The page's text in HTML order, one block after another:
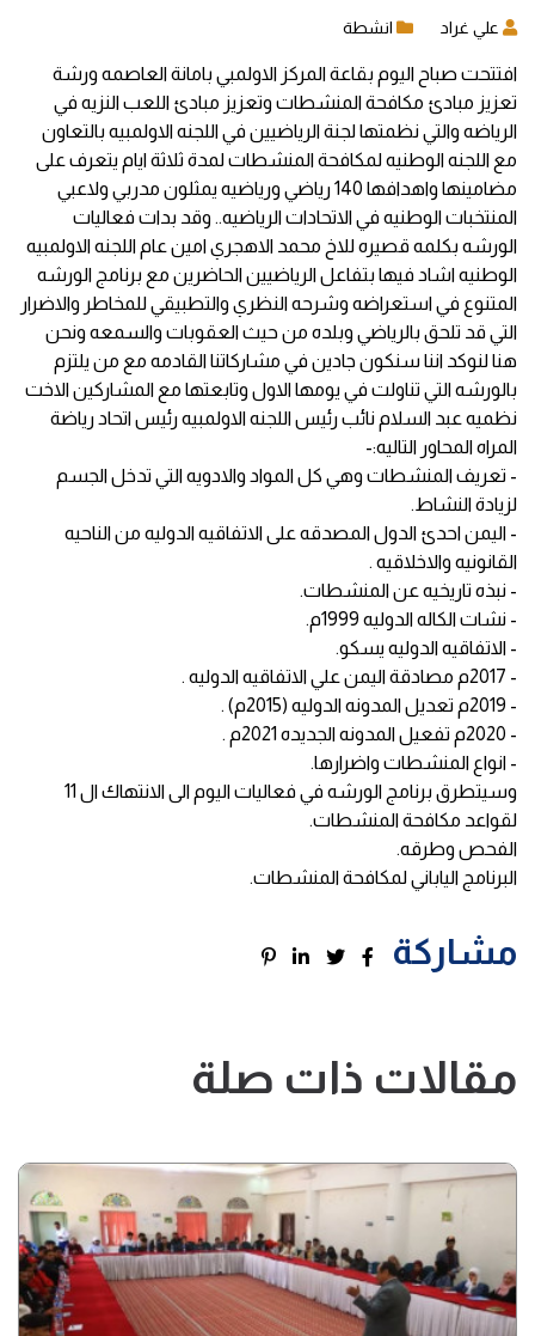
علي غراد انشطة
افتتحت صباح اليوم بقاعة المركز الاولمبي بامانة العاصمه ورشة
تعزيز مبادئ مكافحة المنشطات وتعزيز مبادئ اللعب النزيه في
الرياضه والتي نظمتها لجنة الرياضيين في اللجنه الاولمبيه بالتعاون
مع اللجنه الوطنيه لمكافحة المنشطات لمدة ثلاثة ايام يتعرف على
مضامينها واهدافها 140 رياضي ورياضيه يمثلون مدربي ولاعبي
المنتخبات الوطنيه في الاتحادات الرياضيه.. وقد بدات فعاليات
الورشه بكلمه قصيره للاخ محمد الاهجري امين عام اللجنه الاولمبيه
الوطنيه اشاد فيها بتفاعل الرياضيين الحاضرين مع برنامج الورشه
المتنوع في استعراضه وشرحه النظري والتطبيقي للمخاطر والاضرار
التي قد تلحق بالرياضي وبلده من حيث العقوبات والسمعه ونحن
هنا لنوكد اننا سنكون جادين في مشاركاتنا القادمه مع من يلتزم
بالورشه التي تناولت في يومها الاول وتابعتها مع المشاركين الاخت
نظميه عبد السلام نائب رئيس اللجنه الاولمبيه رئيس اتحاد رياضة
المراه المحاور التاليه:-
- تعريف المنشطات وهي كل المواد والادويه التي تدخل الجسم
لزيادة النشاط.
- اليمن احدئ الدول المصدقه على الاتفاقيه الدوليه من الناحيه
القانونيه والاخلاقيه .
- نبذه تاريخيه عن المنشطات.
- نشات الكاله الدوليه 1999م.
- الاتفاقيه الدوليه يسكو.
- 2017م مصادقة اليمن علي الاتفاقيه الدوليه .
- 2019م تعديل المدونه الدوليه (2015م) .
- 2020م تفعيل المدونه الجديده 2021م .
- انواع المنشطات واضرارها.
وسيتطرق برنامج الورشه في فعاليات اليوم الى الانتهاك ال 11
لقواعد مكافحة المنشطات.
الفحص وطرقه.
البرنامج الياباني لمكافحة المنشطات.
مشاركة
مقالات ذات صلة